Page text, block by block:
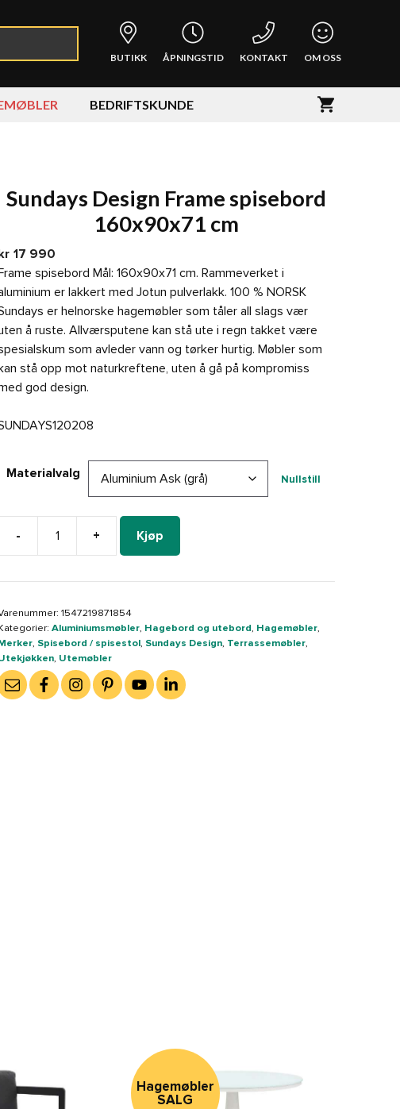
BUTIKK ÅPNINGSTID KONTAKT OM OSS
BEDRIFTSKUNDE
Sundays Design Frame spisebord
160x90x71 cm
17 990
spisebord Mål: 160x90x71 cm. Rammeverket i
er lakkert med Jotun pulverlakk. 100 % NORSK
er helnorske hagemøbler som tåler all slags vær
å ruste. Allværsputene kan stå ute i regn takket være
som avleder vann og tørker hurtig. Møbler som
stå opp mot naturkreftene, uten å gå på kompromiss
god design.
Materialvalg Nullstill
-
160x90x71
+ Kjøp
1547219871854
Aluminiumsmøbler, Hagebord og utebord, Hagemøbler,
, Spisebord / spisestol, Sundays Design, Terrassemøbler,
, Utemøbler
Hagemøbler
SALG